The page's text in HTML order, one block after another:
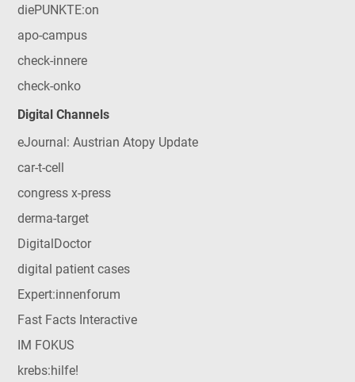
diePUNKTE:on
apo-campus
check-innere
check-onko
Digital Channels
eJournal: Austrian Atopy Update
car-t-cell
congress x-press
derma-target
DigitalDoctor
digital patient cases
Expert:innenforum
Fast Facts Interactive
IM FOKUS
krebs:hilfe!